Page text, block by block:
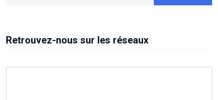
Retrouvez-nous sur les réseaux